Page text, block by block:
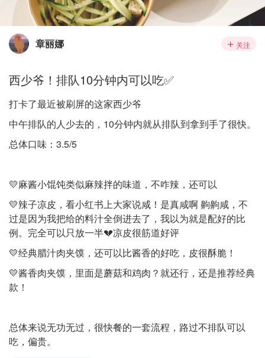
章丽娜 关注
西少爷！排队10分钟内可以吃✅
打卡了最近被刷屏的这家西少爷
中午排队的人少去的，10分钟内就从排队到拿到手了很快。
总体口味：3.5/5
💛麻酱小馄饨类似麻辣拌的味道，不咋辣，还可以
💛辣子凉皮，看小红书上大家说咸！是真咸啊 齁齁咸，不
过是因为我把给的料汁全倒进去了，我以为就是配好的比
例。完全可以只放一半💔凉皮很筋道好评
💛经典腊汁肉夹馍，还可以比酱香的好吃，皮很酥脆！
💛酱香肉夹馍，里面是蘑菇和鸡肉？就还行，还是推荐经典
款！
总体来说无功无过，很快餐的一套流程，路过不排队可以
吃，偏贵。